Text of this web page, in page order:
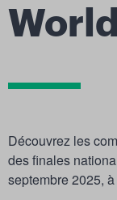
Découvrez les
des finales
septembre 2025,